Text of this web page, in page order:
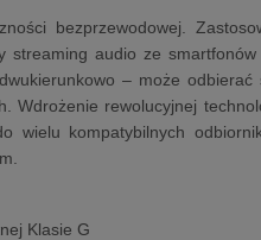
bezprzewodowej.
streaming audio ze
– może
Wdrożenie rewolucyjnej
wielu kompatybilnych
Klasie G